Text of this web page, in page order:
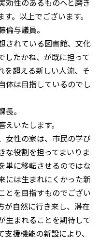
効性のあるものへと磨き
。以上でございます。
与議員。
れている図書館、文化
したかね、が既に担って
を超える新しい人流、そ
体は目指しているのでし
。
たします。
女性の家は、市民の学び
な役割を担ってまいりま
単に移転させるのではな
には生まれにくかった新
とを目指すものでござい
が自然に行き来し、滞在
生まれることを期待して
援機能の新設により、